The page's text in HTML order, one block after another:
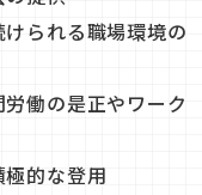
けられる職場環境の
労働の是正やワーク
極的な登用